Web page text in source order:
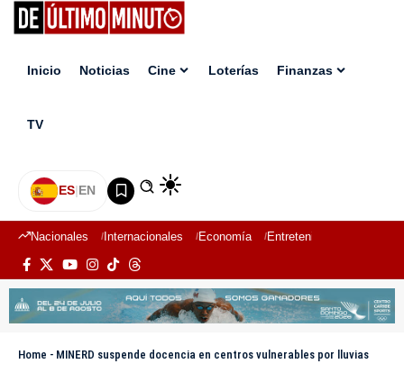
Inicio Noticias Cine Loterías Finanzas
TV
ES|EN
Nacionales Internacionales Economía Entretenimiento
Home - MINERD suspende docencia en centros vulnerables por lluvias